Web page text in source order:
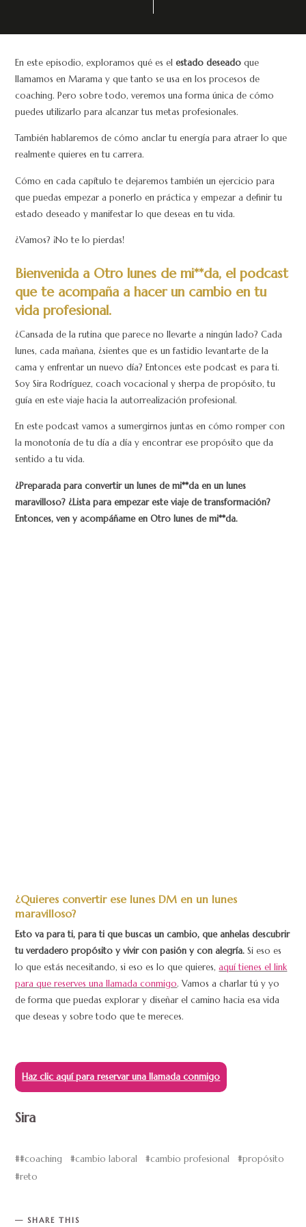
En este episodio, exploramos qué es elestado deseado que
llamamos en Marama y que tanto se usa en los procesos de
coaching. Pero sobre todo, veremos una forma única de cómo
puedes utilizarlo para alcanzar tus metas profesionales.
También hablaremos de cómo anclar tu energía para atraer lo que
realmente quieres en tu carrera.
Cómo en cada capítulo te dejaremos también un ejercicio para
que puedas empezar a ponerlo en práctica y empezar a definir tu
estado deseado y manifestar lo que deseas en tu vida.
¿Vamos? ¡No te lo pierdas!
Bienvenida a Otro lunes de mi**da, el podcast
que te acompaña a hacer un cambio en tu
vida profesional.
¿Cansada de la rutina que parece no llevarte a ningún lado? Cada
lunes, cada mañana, ¿sientes que es un fastidio levantarte de la
cama y enfrentar un nuevo día? Entonces este podcast es para ti.
Soy Sira Rodríguez, coach vocacional y sherpa de propósito, tu
guía en este viaje hacia la autorrealización profesional.
En este podcast vamos a sumergirnos juntas en cómo romper con
la monotonía de tu día a día y encontrar ese propósito que da
sentido a tu vida.
¿Preparada para convertir un lunes de mi**da en un lunes
maravilloso? ¿Lista para empezar este viaje de transformación?
Entonces, ven y acompáñame en Otro lunes de mi**da.
¿Quieres convertir ese lunes DM en un lunes
maravilloso?
Esto va para ti, para ti que buscas un cambio, que anhelas descubrir
tu verdadero propósito y vivir con pasión y con alegría. Si eso es
lo que estás necesitando, si eso es lo que quieres,aquí tienes el link
para que reserves una llamada conmigo. Vamos a charlar tú y yo
de forma que puedas explorar y diseñar el camino hacia esa vida
que deseas y sobre todo que te mereces.
Haz clic aquí para reservar una llamada conmigo
Sira
#coaching cambio laboral cambio profesional
propósito
reto
SHARE THIS